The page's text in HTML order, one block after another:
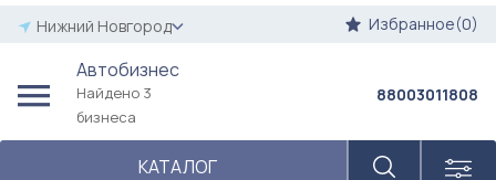
Нижний Новгород Избранное(0)
Автобизнес
Найдено 3
бизнеса
КАТАЛОГ
88003011808